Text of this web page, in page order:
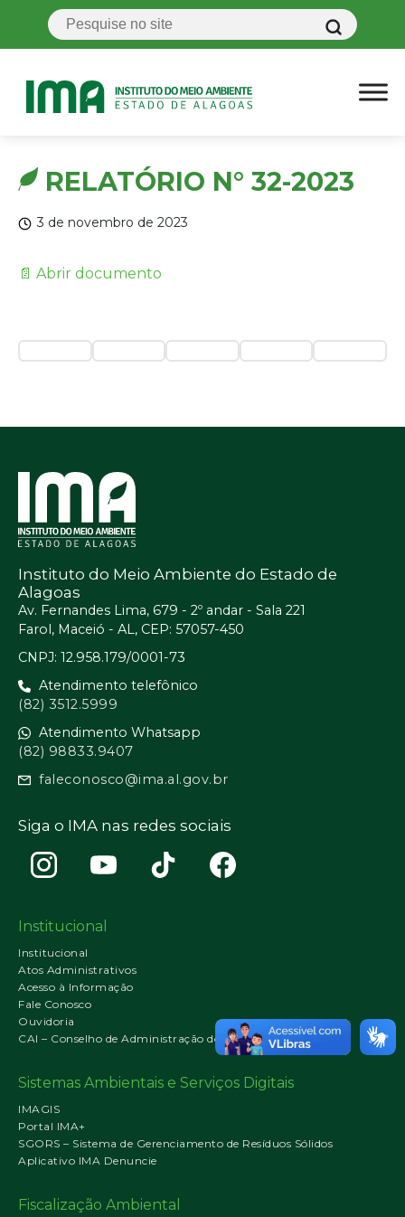
RELATÓRIO N° 32-2023
3 de novembro de 2023
📄 Abrir documento
Instituto do Meio Ambiente do Estado de
Alagoas
Av. Fernandes Lima, 679 - 2º andar - Sala 221
Farol, Maceió - AL, CEP: 57057-450
CNPJ: 12.958.179/0001-73
Atendimento telefônico
(82) 3512.5999
Atendimento Whatsapp
(82) 98833.9407
faleconosco@ima.al.gov.br
Siga o IMA nas redes sociais
Institucional
Institucional
Atos Administrativos
Acesso à Informação
Fale Conosco
Ouvidoria
CAI – Conselho de Administração do IMA
Sistemas Ambientais e Serviços Digitais
IMAGIS
Portal IMA+
SGORS – Sistema de Gerenciamento de Resíduos Sólidos
Aplicativo IMA Denuncie
Fiscalização Ambiental